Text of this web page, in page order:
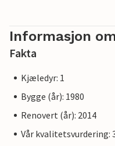
Informasjon
Fakta
Kjæledyr: 1
Bygge (år): 1980
Renovert (år): 2014
Vår kvalitetsvurdering: